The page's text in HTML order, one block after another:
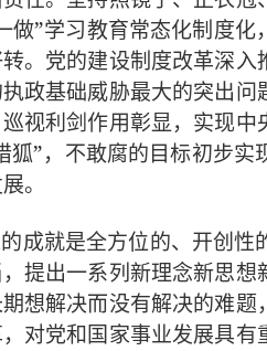
做”学习教育常态化制度
。党的建设制度改革深
政基础威胁最大的突出
视利剑作用彰显，
实现中
”，
不敢腐的目标初步实
。
成就是全方位的、开创性
提出一系列新理念新思
想解决而没有解决的难
对党和国家事业发展具有